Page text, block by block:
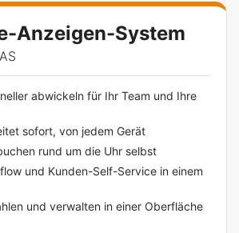
Anzeigen-System
abwickeln für Ihr Team und Ihre
sofort, von jedem Gerät
rund um die Uhr selbst
und Kunden-Self-Service in einem
und verwalten in einer Oberfläche